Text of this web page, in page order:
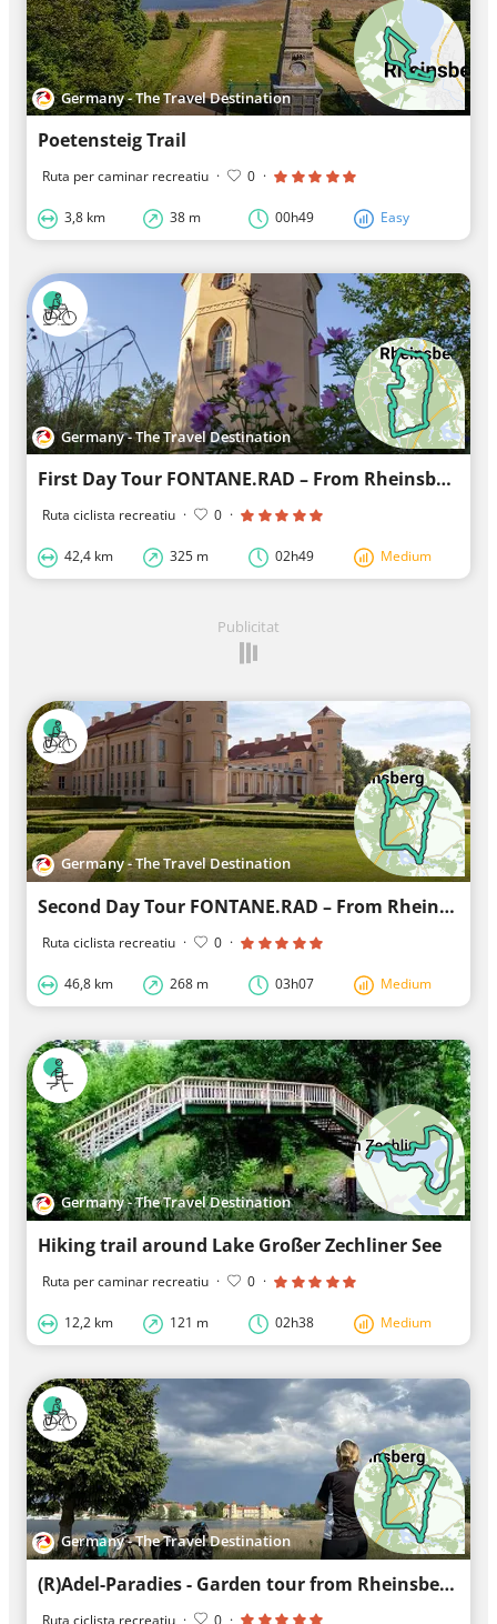
Germany - The Travel Destination
Poetensteig Trail
Ruta per caminar recreatiu · 0 ·
3,8 km 38 m 00h49 Easy
Germany - The Travel Destination
First Day Tour FONTANE.RAD – From Rheinsberg via Molchow
Ruta ciclista recreatiu · 0 ·
42,4 km 325 m 02h49 Medium
Publicitat
Germany - The Travel Destination
Second Day Tour FONTANE.RAD – From Rheinsberg via Lindow
Ruta ciclista recreatiu · 0 ·
46,8 km 268 m 03h07 Medium
Germany - The Travel Destination
Hiking trail around Lake Großer Zechliner See
Ruta per caminar recreatiu · 0 ·
12,2 km 121 m 02h38 Medium
Germany - The Travel Destination
(R)Adel-Paradies - Garden tour from Rheinsberg via Lindow
Ruta ciclista recreatiu · 0 ·